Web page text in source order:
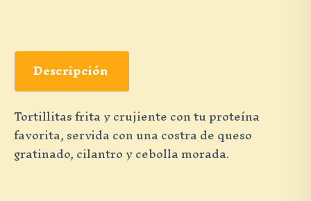
Descripción
Tortillitas frita y crujiente con tu proteína
favorita, servida con una costra de queso
gratinado, cilantro y cebolla morada.